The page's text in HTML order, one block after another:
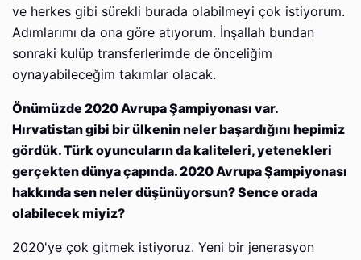
ve herkes gibi sürekli burada olabilmeyi çok istiyorum.
Adımlarımı da ona göre atıyorum. İnşallah bundan
sonraki kulüp transferlerimde de önceliğim
oynayabileceğim takımlar olacak.
Önümüzde 2020 Avrupa Şampiyonası var.
Hırvatistan gibi bir ülkenin neler başardığını hepimiz
gördük. Türk oyuncuların da kaliteleri, yetenekleri
gerçekten dünya çapında. 2020 Avrupa Şampiyonası
hakkında sen neler düşünüyorsun? Sence orada
olabilecek miyiz?
2020'ye çok gitmek istiyoruz. Yeni bir jenerasyon